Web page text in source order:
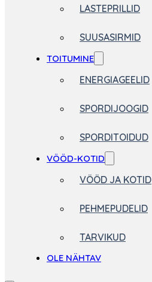
LASTEPRILLID
SUUSASIRMID
TOITUMINE
ENERGIAGEELID
SPORDIJOOGID
SPORDITOIDUD
VÖÖD-KOTID
VÖÖD JA KOTID
PEHMEPUDELID
TARVIKUD
OLE NÄHTAV